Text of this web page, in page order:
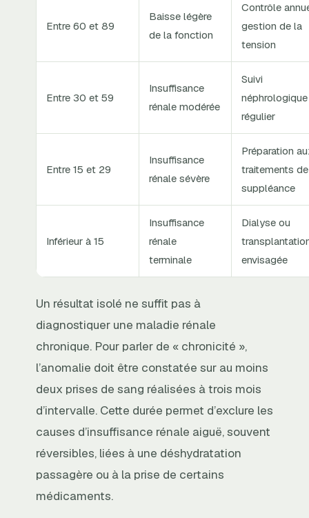
Entre 60 et 89
Baisse légère
de la fonction
Contrôle
gestion de la
tension
Entre 30 et 59
Insuffisance
rénale modérée
Suivi
néphrologique
régulier
Entre 15 et 29
Insuffisance
rénale sévère
Préparation
traitements de
suppléance
Inférieur à 15
Insuffisance
rénale
terminale
Dialyse ou
envisagée
Un résultat isolé ne suffit pas à
diagnostiquer une maladie rénale
chronique. Pour parler de « chronicité »,
l’anomalie doit être constatée sur au moins
deux prises de sang réalisées à trois mois
d’intervalle. Cette durée permet d’exclure les
causes d’insuffisance rénale aiguë, souvent
réversibles, liées à une déshydratation
passagère ou à la prise de certains
médicaments.